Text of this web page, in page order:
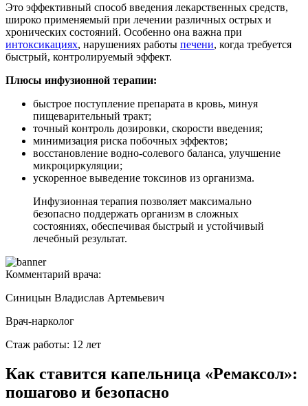
Это эффективный способ введения лекарственных средств,
широко применяемый при лечении различных острых и
хронических состояний. Особенно она важна при
интоксикациях, нарушениях работы печени, когда требуется
быстрый, контролируемый эффект.
Плюсы инфузионной терапии:
быстрое поступление препарата в кровь, минуя
пищеварительный тракт;
точный контроль дозировки, скорости введения;
минимизация риска побочных эффектов;
восстановление водно-солевого баланса, улучшение
микроциркуляции;
ускоренное выведение токсинов из организма.
Инфузионная терапия позволяет максимально
безопасно поддержать организм в сложных
состояниях, обеспечивая быстрый и устойчивый
лечебный результат.
Комментарий врача:
Синицын Владислав Артемьевич
Врач-нарколог
Стаж работы: 12 лет
Как ставится капельница «Ремаксол»:
пошагово и безопасно